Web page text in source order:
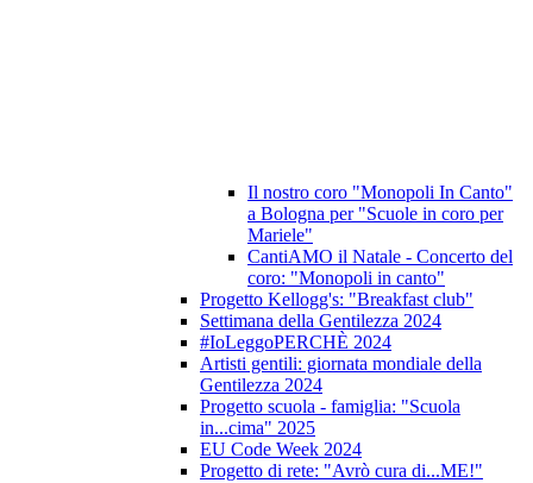
Il nostro coro "Monopoli In Canto"
a Bologna per "Scuole in coro per
Mariele"
CantiAMO il Natale - Concerto del
coro: "Monopoli in canto"
Progetto Kellogg's: "Breakfast club"
Settimana della Gentilezza 2024
#IoLeggoPERCHÈ 2024
Artisti gentili: giornata mondiale della
Gentilezza 2024
Progetto scuola - famiglia: "Scuola
in...cima" 2025
EU Code Week 2024
Progetto di rete: "Avrò cura di...ME!"